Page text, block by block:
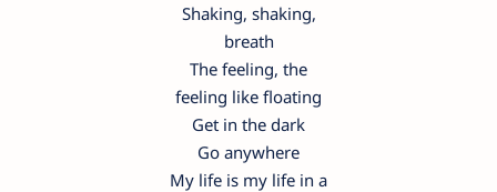
Shaking, shaking,
breath
The feeling, the
feeling like floating
Get in the dark
Go anywhere
My life is my life in a